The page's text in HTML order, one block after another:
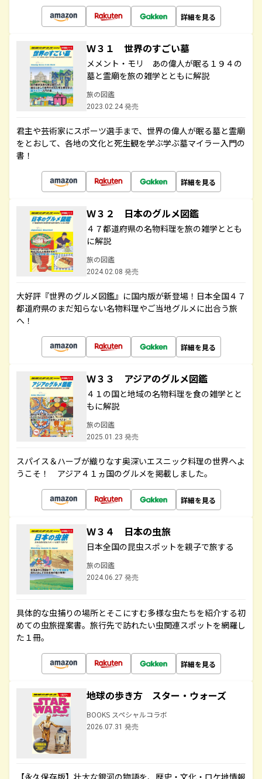
詳細を見る
Ｗ３１ 世界のすごい墓
メメント・モリ あの偉人が眠る１９４の
墓と霊廟を旅の雑学とともに解説
旅の図鑑
2023.02.24 発売
君主や芸術家にスポーツ選手まで、世界の偉人が眠る墓と霊廟
をとおして、各地の文化と死生観を学ぶ学ぶ墓マイラー入門の
書！
詳細を見る
Ｗ３２ 日本のグルメ図鑑
４７都道府県の名物料理を旅の雑学ととも
に解説
旅の図鑑
2024.02.08 発売
大好評『世界のグルメ図鑑』に国内版が新登場！日本全国４７
都道府県のまだ知らない名物料理やご当地グルメに出合う旅
へ！
詳細を見る
Ｗ３３ アジアのグルメ図鑑
４１の国と地域の名物料理を食の雑学とと
もに解説
旅の図鑑
2025.01.23 発売
スパイス＆ハーブが織りなす奥深いエスニック料理の世界へよ
うこそ！ アジア４１ヵ国のグルメを掲載しました。
詳細を見る
Ｗ３４ 日本の虫旅
日本全国の昆虫スポットを親子で旅する
旅の図鑑
2024.06.27 発売
具体的な虫捕りの場所とそこにすむ多様な虫たちを紹介する初
めての虫旅提案書。旅行先で訪れたい虫関連スポットを網羅し
た１冊。
詳細を見る
地球の歩き方 スター・ウォーズ
BOOKS スペシャルコラボ
2026.07.31 発売
【永久保存版】壮大な銀河の物語を、歴史・文化・ロケ地情報